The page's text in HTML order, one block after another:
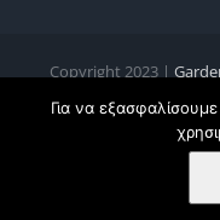
Copyright 2023 |
κηποτεχνία, τις
Για να